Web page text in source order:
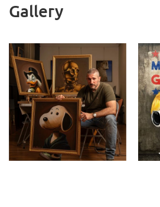
Gallery